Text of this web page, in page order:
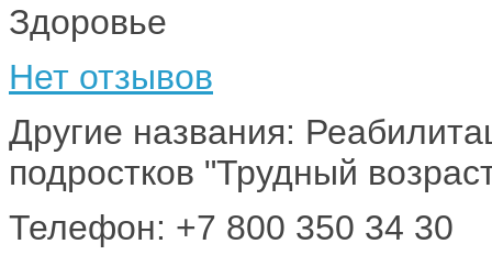
Здоровье
Нет отзывов
Другие названия:
подростков "Трудный
Телефон: +7 800 350 34 30